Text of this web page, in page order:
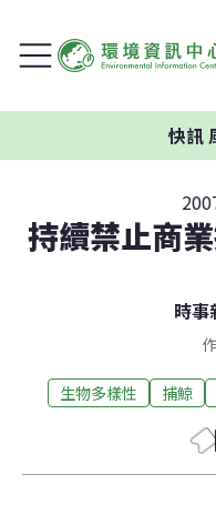
快訊風
持續禁止商
時事
生物多樣性 捕鯨